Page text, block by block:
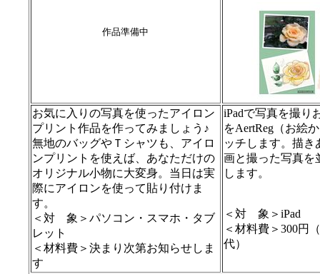
作品準備中
お気に入りの写真を使ったアイロン
プリント作品を作ってみましょう♪
無地のバッグやＴシャツも、アイロ
ンプリントを使えば、あなただけの
オリジナル小物に大変身。当日は実
際にアイロンを使って貼り付けま
す。
＜対 象＞ パソコン・ スマホ・タブ
レット
＜材料費＞ 決まり次第お知らせしま
す
iPadで写真を撮り
をAertReg（お絵
ッチします。描き
画と撮った写真を
します。
＜対 象＞iPad
＜材料費＞ 300円
代）